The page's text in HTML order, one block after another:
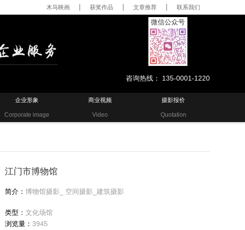
木马映画 获奖作品 文章推荐 联系我们
微信公众号
咨询热线： 135-0001-1220
企业形象
Corporate image
商业视频
Video
摄影报价
Quotation
江门市博物馆
简介： 博物馆摄影_ 空间摄影_建筑摄影
类型： 文化场馆
浏览量： 3945